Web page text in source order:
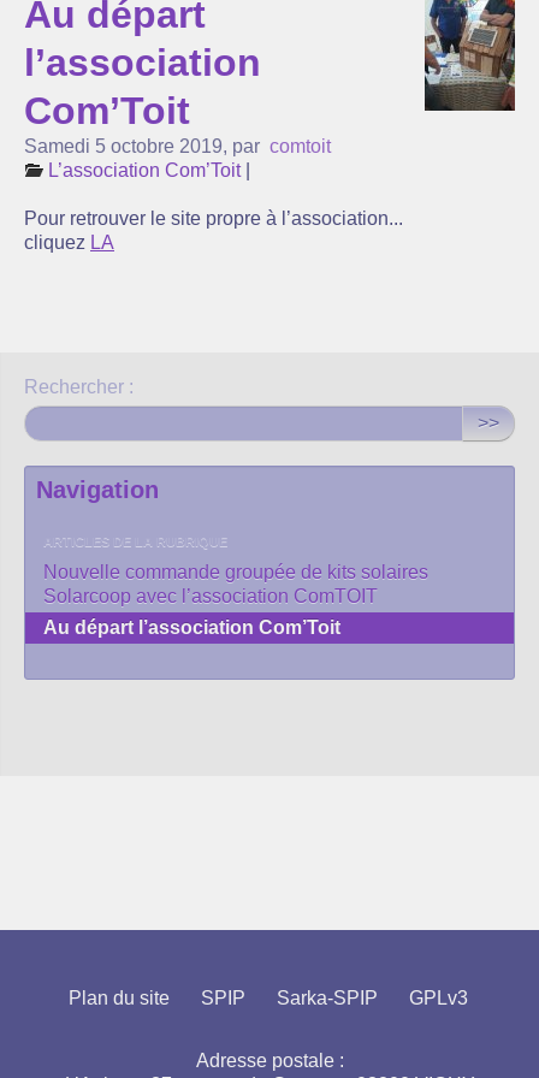
L’association Com’Toit
Nos partenaires
Agenda
Actualité
Réflexions sur l’énergie ...
Au départ
l’association
Com’Toit
Samedi 5 octobre 2019, par comtoit
L’association Com’Toit|
Pour retrouver le site propre à l’association...
cliquez LA
Rechercher :
>>
Navigation
ARTICLES DE LA RUBRIQUE
Nouvelle commande groupée de kits solaires
Solarcoop avec l’association ComTOIT
Au départ l’association Com’Toit
Plan du site SPIP Sarka-SPIP GPLv3
Adresse postale :